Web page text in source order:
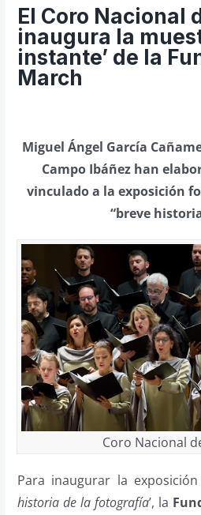
Cosas de Beckmesser
Nosotros y privacidad
Buscar:
El Coro Nacional
inaugura la
instante’ de la
March
Miguel Ángel García
Campo Ibáñez han
vinculado a la exposición
“breve
Coro Nacional
Para inaugurar la exposición
historia de la fotografía’, la